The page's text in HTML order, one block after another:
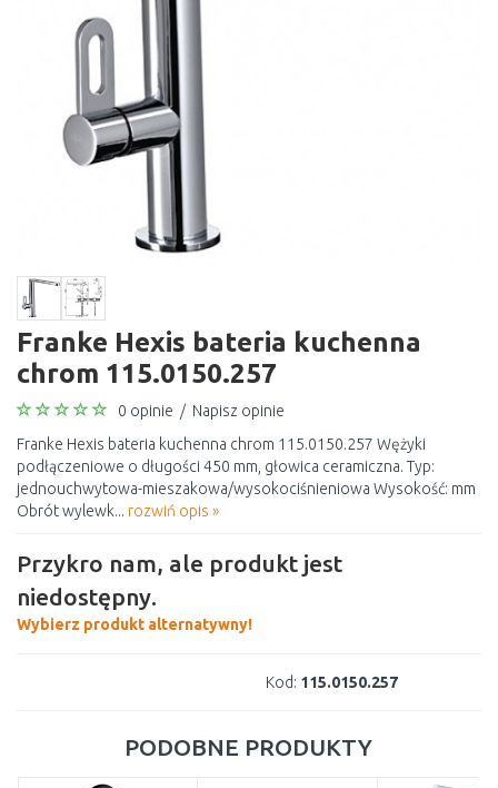
Franke Hexis bateria kuchenna
chrom 115.0150.257
0 opinie / Napisz opinie
Franke Hexis bateria kuchenna chrom 115.0150.257 Wężyki
podłączeniowe o długości 450 mm, głowica ceramiczna. Typ:
jednouchwytowa-mieszakowa/wysokociśnieniowa Wysokość: mm
Obrót wylewk... rozwiń opis »
Przykro nam, ale produkt jest
niedostępny.
Wybierz produkt alternatywny!
Kod: 115.0150.257
PODOBNE PRODUKTY